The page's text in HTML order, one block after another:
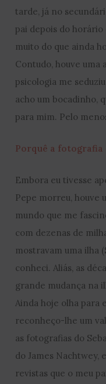
tarde, já no
pai depois do horário
muito do que ainda
Contudo, houve uma
psicologia me
acho um bocadinho,
para mim. Pelo
Porquê a fotografia
Embora eu tivesse
Pepe morreu, houve
mundo que me
com dezenas de
mostravam uma ilha
conheci. Aliás, as
grande mudança na
Ainda hoje olha para
reconheço-lhe um
as fotografias do
do James Nachtwey,
revistas que o meu